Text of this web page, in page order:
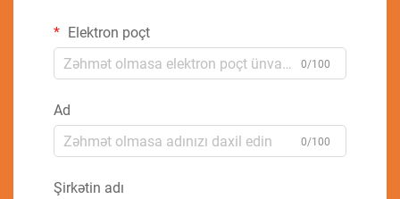
Elektron poçt
0/100
Ad
0/100
Şirkətin adı